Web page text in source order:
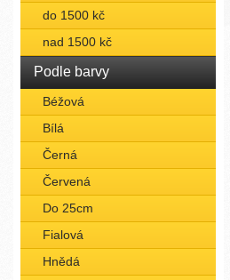
do 1500 kč
nad 1500 kč
Podle barvy
Béžová
Bílá
Černá
Červená
Do 25cm
Fialová
Hnědá